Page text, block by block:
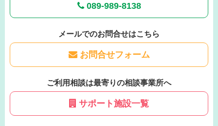
089-989-8138
メールでのお問合せはこちら
お問合せフォーム
ご利用相談は最寄りの相談事業所へ
サポート施設一覧